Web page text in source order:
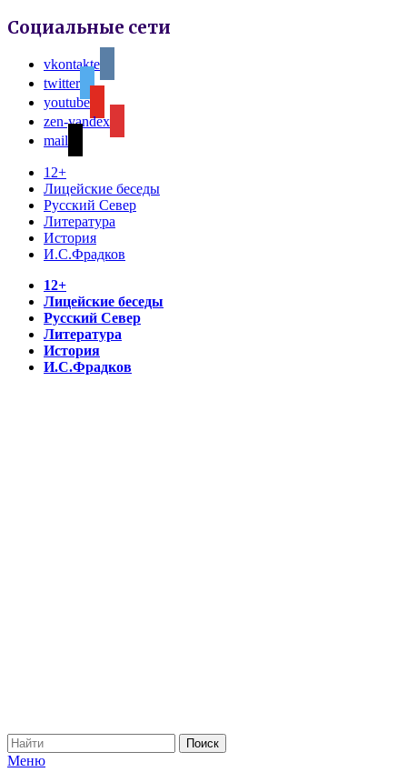
Социальные сети
vkontakte
twitter
youtube
zen-yandex
mail
12+
Лицейские беседы
Русский Север
Литература
История
И.С.Фрадков
12+
Лицейские беседы
Русский Север
Литература
История
И.С.Фрадков
Меню